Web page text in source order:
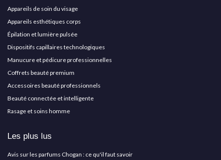
Appareils de soin du visage
Appareils esthétiques corps
Épilation et lumière pulsée
Dispositifs capillaires technologiques
Manucure et pédicure professionnelles
Coffrets beauté premium
Accessoires beauté professionnels
Beauté connectée et intelligente
Rasage et soins homme
Les plus lus
Avis sur les parfums Chogan : ce qu'il faut savoir